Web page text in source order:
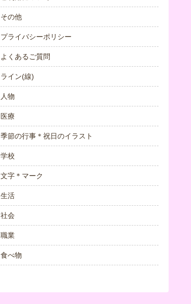
その他
プライバシーポリシー
よくあるご質問
ライン(線)
人物
医療
季節の行事＊祝日のイラスト
学校
文字＊マーク
生活
社会
職業
食べ物